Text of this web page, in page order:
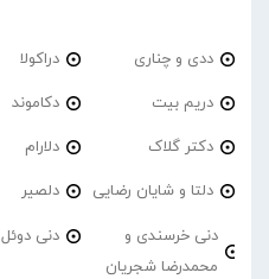
ددی و چناری دراکولا
دریم بیت دکاموند
دکتر گلاک دلارام
دلتا و شایان رضایی دلصیر
دنی خرسندی و
محمدرضا شجریان
دنی دوئل